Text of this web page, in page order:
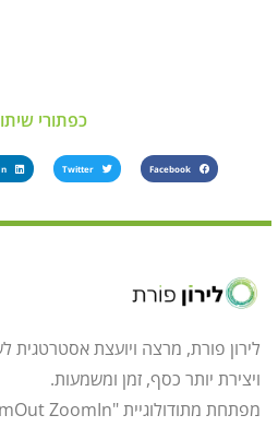
כפתורי
Facebook
Twitter
לירון פורת, מרצה ויועצת אסטרטגית
ויצירת יותר כסף, זמן ומשמעות.